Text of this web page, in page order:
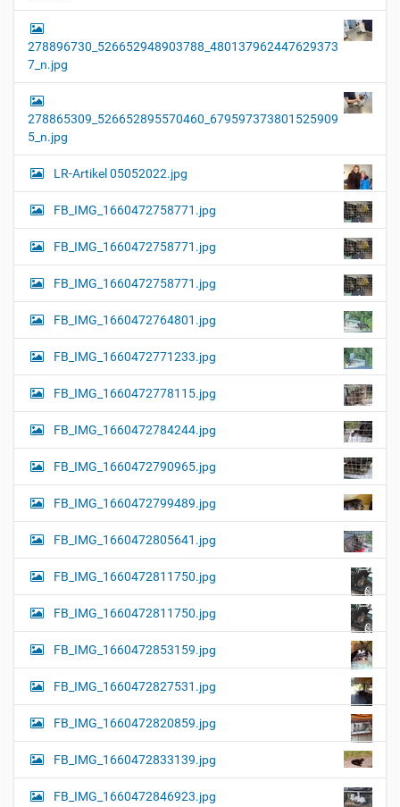
278896730_526652948903788_480137962447629373
7_n.jpg
278865309_526652895570460_679597373801525909
5_n.jpg
LR-Artikel 05052022.jpg
FB_IMG_1660472758771.jpg
FB_IMG_1660472758771.jpg
FB_IMG_1660472758771.jpg
FB_IMG_1660472764801.jpg
FB_IMG_1660472771233.jpg
FB_IMG_1660472778115.jpg
FB_IMG_1660472784244.jpg
FB_IMG_1660472790965.jpg
FB_IMG_1660472799489.jpg
FB_IMG_1660472805641.jpg
FB_IMG_1660472811750.jpg
FB_IMG_1660472811750.jpg
FB_IMG_1660472853159.jpg
FB_IMG_1660472827531.jpg
FB_IMG_1660472820859.jpg
FB_IMG_1660472833139.jpg
FB_IMG_1660472846923.jpg